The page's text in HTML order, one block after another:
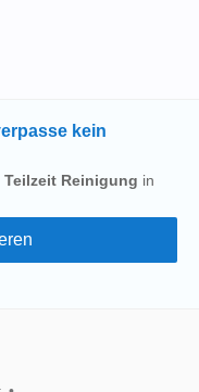
kein
Teilzeit Reinigung in